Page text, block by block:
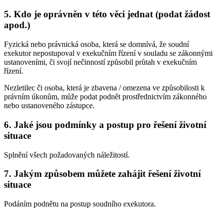
5. Kdo je oprávněn v této věci jednat (podat žádost
apod.)
Fyzická nebo právnická osoba, která se domnívá, že soudní
exekutor nepostupoval v exekučním řízení v souladu se zákonnými
ustanoveními, či svojí nečinností způsobil průtah v exekučním
řízení.
Nezletilec či osoba, která je zbavena / omezena ve způsobilosti k
právním úkonům, může podat podnět prostřednictvím zákonného
nebo ustanoveného zástupce.
6. Jaké jsou podmínky a postup pro řešení životní
situace
Splnění všech požadovaných náležitostí.
7. Jakým způsobem můžete zahájit řešení životní
situace
Podáním podnětu na postup soudního exekutora.